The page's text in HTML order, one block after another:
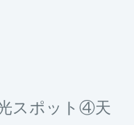
スポット④天